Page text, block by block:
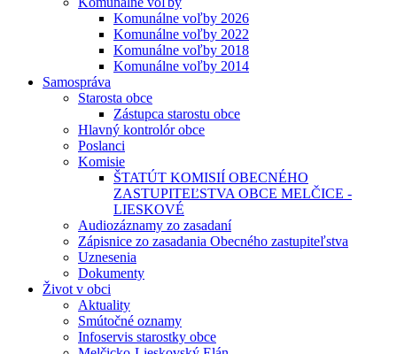
Komunálne voľby 2026
Komunálne voľby 2022
Komunálne voľby 2018
Komunálne voľby 2014
Samospráva
Starosta obce
Zástupca starostu obce
Hlavný kontrolór obce
Poslanci
Komisie
ŠTATÚT KOMISIÍ OBECNÉHO
ZASTUPITEĽSTVA OBCE MELČICE -
LIESKOVÉ
Audiozáznamy zo zasadaní
Zápisnice zo zasadania Obecného zastupiteľstva
Uznesenia
Dokumenty
Život v obci
Aktuality
Smútočné oznamy
Infoservis starostky obce